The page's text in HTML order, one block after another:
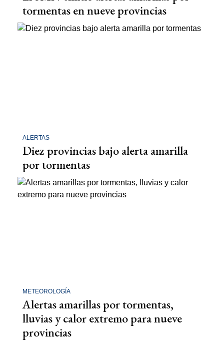
tormentas en nueve provincias
ALERTAS
Diez provincias bajo alerta amarilla
por tormentas
METEOROLOGÍA
Alertas amarillas por tormentas,
lluvias y calor extremo para nueve
provincias